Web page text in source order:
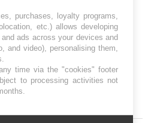
purchases, loyalty programs,
etc.) allows developing
ads across your devices and
and video), personalising them,
time via the "cookies" footer
to processing activities not